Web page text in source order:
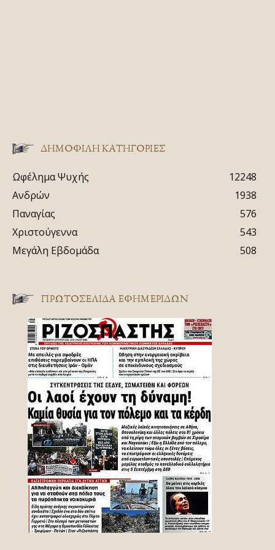
ΔΗΜΟΦΙΛΗ ΚΑΤΗΓΟΡΙΕΣ
Ωφέλημα Ψυχής
12248
Ανδρών
1938
Παναγίας
576
Χριστούγεννα
543
Μεγάλη Εβδομάδα
508
ΠΡΩΤΟΣΈΛΙΔΑ ΕΦΗΜΕΡΊΔΩΝ